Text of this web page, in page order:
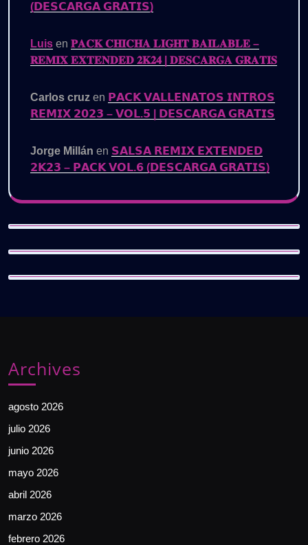
(𝗗𝗘𝗦𝗖𝗔𝗥𝗚𝗔 𝗚𝗥𝗔𝗧𝗜𝗦)
Luis en 𝐏𝐀𝐂𝐊 𝐂𝐇𝐈𝐂𝐇𝐀 𝐋𝐈𝐆𝐇𝐓 𝐁𝐀𝐈𝐋𝐀𝐁𝐋𝐄 –
𝐑𝐄𝐌𝐈𝐗 𝐄𝐗𝐓𝐄𝐍𝐃𝐄𝐃 𝟐𝐊𝟐𝟒 | 𝐃𝐄𝐒𝐂𝐀𝐑𝐆𝐀 𝐆𝐑𝐀𝐓𝐈𝐒
Carlos cruz en 𝗣𝗔𝗖𝗞 𝗩𝗔𝗟𝗟𝗘𝗡𝗔𝗧𝗢𝗦 𝗜𝗡𝗧𝗥𝗢𝗦
𝗥𝗘𝗠𝗜𝗫 𝟮𝟬𝟮𝟯 – 𝗩𝗢𝗟.𝟱 | 𝗗𝗘𝗦𝗖𝗔𝗥𝗚𝗔 𝗚𝗥𝗔𝗧𝗜𝗦
Jorge Millán en 𝗦𝗔𝗟𝗦𝗔 𝗥𝗘𝗠𝗜𝗫 𝗘𝗫𝗧𝗘𝗡𝗗𝗘𝗗
𝟮𝗞𝟮𝟯 – 𝗣𝗔𝗖𝗞 𝗩𝗢𝗟.𝟲 (𝗗𝗘𝗦𝗖𝗔𝗥𝗚𝗔 𝗚𝗥𝗔𝗧𝗜𝗦)
Archives
agosto 2026
julio 2026
junio 2026
mayo 2026
abril 2026
marzo 2026
febrero 2026